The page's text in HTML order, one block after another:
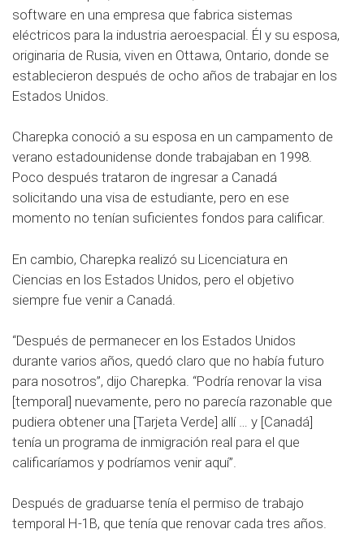
software en una empresa que fabrica sistemas
eléctricos para la industria aeroespacial. Él y su esposa,
originaria de Rusia, viven en Ottawa, Ontario, donde se
establecieron después de ocho años de trabajar en los
Estados Unidos.
Charepka conoció a su esposa en un campamento de
verano estadounidense donde trabajaban en 1998.
Poco después trataron de ingresar a Canadá
solicitando una visa de estudiante, pero en ese
momento no tenían suficientes fondos para calificar.
En cambio, Charepka realizó su Licenciatura en
Ciencias en los Estados Unidos, pero el objetivo
siempre fue venir a Canadá.
“Después de permanecer en los Estados Unidos
durante varios años, quedó claro que no había futuro
para nosotros”, dijo Charepka. “Podría renovar la visa
[temporal] nuevamente, pero no parecía razonable que
pudiera obtener una [Tarjeta Verde] allí … y [Canadá]
tenía un programa de inmigración real para el que
calificaríamos y podríamos venir aquí”.
Después de graduarse tenía el permiso de trabajo
temporal H-1B, que tenía que renovar cada tres años.